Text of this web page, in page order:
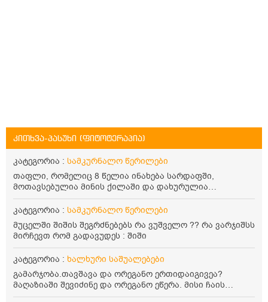
კითხვა-პასუხი (ფიტოტერაპია)
კატეგორია : სამკურნალო წერილები
თაფლი, რომელიც 8 წელია ინახება სარდაფში,
მოთავსებულია მინის ქილაში და დახურულია
პლასტმასის სახურავით. ექნება თუ არა შენარჩუნებული
სასარგებლო თვისებები და შეიძლება თუ არა მისი
კატეგორია : სამკურნალო წერილები
მუცელში შიშის შეგრძნებებს რა ვუშველო ?? რა ვარჯიშსს
მირჩევთ რომ გადავუდეს : შიში
კატეგორია : ხალხური საშუალებები
გამარჯობა.თავშავა და ორეგანო ერთიდაიგივეა?
მაღაზიაში შევიძინე და ორეგანო ეწერა. მისი ჩაის
დალევის წესი მაინტერესებს.რისთვის არის კარგი?